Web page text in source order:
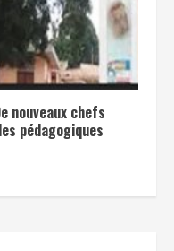
nouveaux chefs
pédagogiques